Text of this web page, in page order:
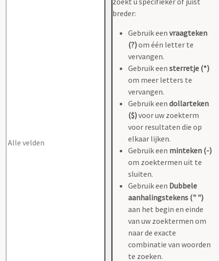
breder:
Gebruik een vraagteken
(?)om één letter te
vervangen.
Gebruik een sterretje (*)
om meer letters te
vervangen.
Gebruik een dollarteken
($)voor uw zoekterm
voor resultaten die op
elkaar lijken.
Gebruik een minteken (-)
om zoektermen uit te
sluiten.
Gebruik een Dubbele
aanhalingstekens (" ")
aan het begin en einde
van uw zoektermen om
naar de exacte
combinatie van woorden
te zoeken.